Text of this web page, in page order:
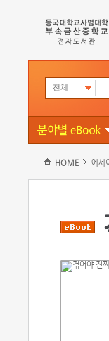
전체
HOME 에세